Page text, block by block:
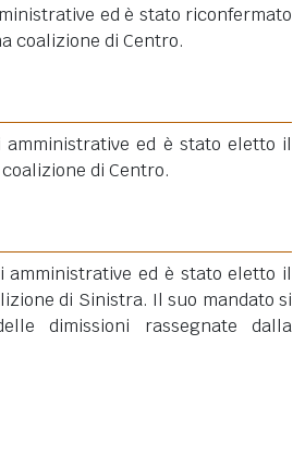
ed è stato riconfermato
coalizione di Centro.
amministrative ed è stato eletto il
di Centro.
amministrative ed è stato eletto il
di Sinistra. Il suo mandato si
dimissioni rassegnate dalla